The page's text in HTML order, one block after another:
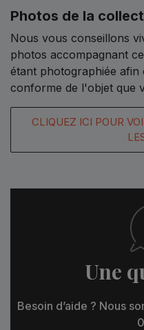
Photos de la
Nous vous conseillons
photos accompagnant
étant photographiée afin
conforme de l'objet que
CLIQUEZ ICI POUR
Une
Besoin d’aide ? Nous